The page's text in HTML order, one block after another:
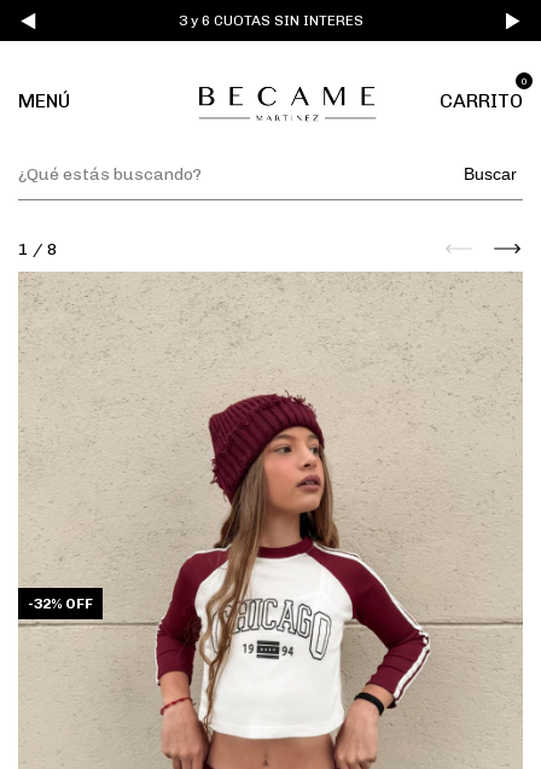
3 y 6 CUOTAS SIN INTERES
MENÚ CARRITO
0
Buscar
1 / 8
-32% OFF